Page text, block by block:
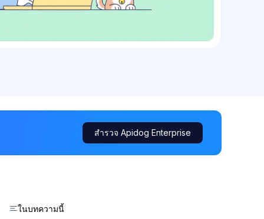
สำรวจ Apidog Enterprise
ในบทความนี้